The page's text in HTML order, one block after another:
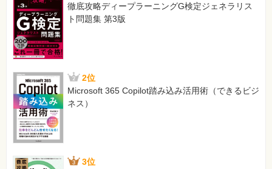
徹底攻略ディープラーニングG検定ジェネラリス
ト問題集 第3版
2位
Microsoft 365 Copilot踏み込み活用術（できるビジ
ネス）
3位